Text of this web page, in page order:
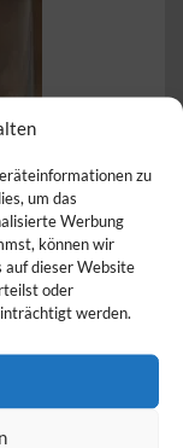
zu
um das
Werbung
können wir
auf dieser Website
oder
werden.